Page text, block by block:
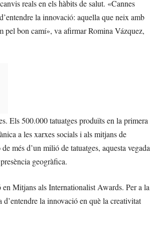
reals en els hàbits de salut. «Cannes
la innovació: aquella que neix amb
pel bon camí», va afirmar Romina Vázquez,
Els 500.000 tatuatges produïts en la primera
a les xarxes socials i als mitjans de
més d’un milió de tatuatges, aquesta vegada
geogràfica.
Mitjans als Internationalist Awards. Per a la
la innovació en què la creativitat